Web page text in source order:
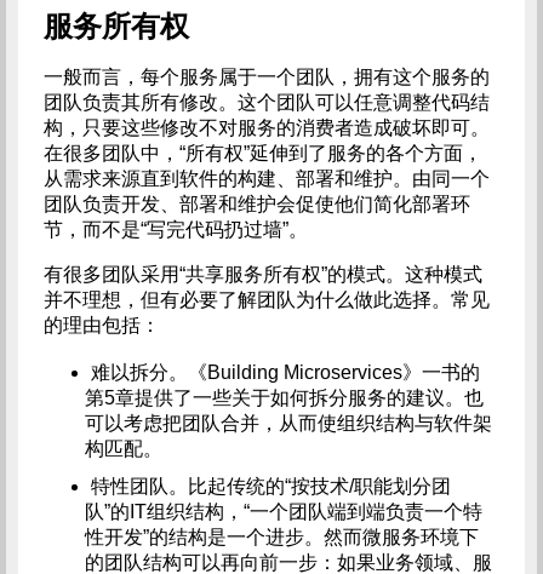
服务所有权
一般而言，每个服务属于一个团队，拥有这个服务的
团队负责其所有修改。这个团队可以任意调整代码结
构，只要这些修改不对服务的消费者造成破坏即可。
在很多团队中，“所有权”延伸到了服务的各个方面，
从需求来源直到软件的构建、部署和维护。由同一个
团队负责开发、部署和维护会促使他们简化部署环
节，而不是“写完代码扔过墙”。
有很多团队采用“共享服务所有权”的模式。这种模式
并不理想，但有必要了解团队为什么做此选择。常见
的理由包括：
难以拆分。《Building Microservices》一书的
第5章提供了一些关于如何拆分服务的建议。也
可以考虑把团队合并，从而使组织结构与软件架
构匹配。
特性团队。比起传统的“按技术/职能划分团
队”的IT组织结构，“一个团队端到端负责一个特
性开发”的结构是一个进步。然而微服务环境下
的团队结构可以再向前一步：如果业务领域、服